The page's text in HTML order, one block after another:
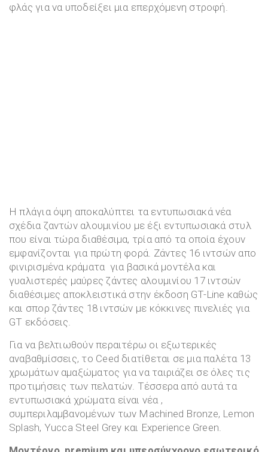
φλάς για να υποδείξει μια επερχόμενη στροφή.
Η πλάγια όψη αποκαλύπτει τα εντυπωσιακά νέα
σχέδια ζαντών αλουμινίου με έξι εντυπωσιακά στυλ
που είναι τώρα διαθέσιμα, τρία από τα οποία έχουν
εμφανίζονται για πρώτη φορά. Ζάντες 16 ιντσών απο
φινιρισμένα κράματα για βασικά μοντέλα και
γυαλιστερές μαύρες ζάντες αλουμινίου 17 ιντσών
διαθέσιμες αποκλειστικά στην έκδοση GT-Line καθώς
και σπορ ζάντες 18 ιντσών με κόκκινες πινελιές για
GT εκδόσεις.
Για να βελτιωθούν περαιτέρω οι εξωτερικές
αναβαθμίσσεις, το Ceed διατίθεται σε μια παλέτα 13
χρωμάτων αμαξώματος για να ταιριάζει σε όλες τις
προτιμήσεις των πελατών. Τέσσερα από αυτά τα
εντυπωσιακά χρώματα είναι νέα ,
συμπεριλαμβανομένων των Machined Bronze, Lemon
Splash, Yucca Steel Grey και Experience Green.